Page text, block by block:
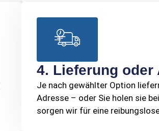
4. Lieferung oder
Je nach gewählter Option
Adresse – oder Sie holen sie
sorgen wir für eine